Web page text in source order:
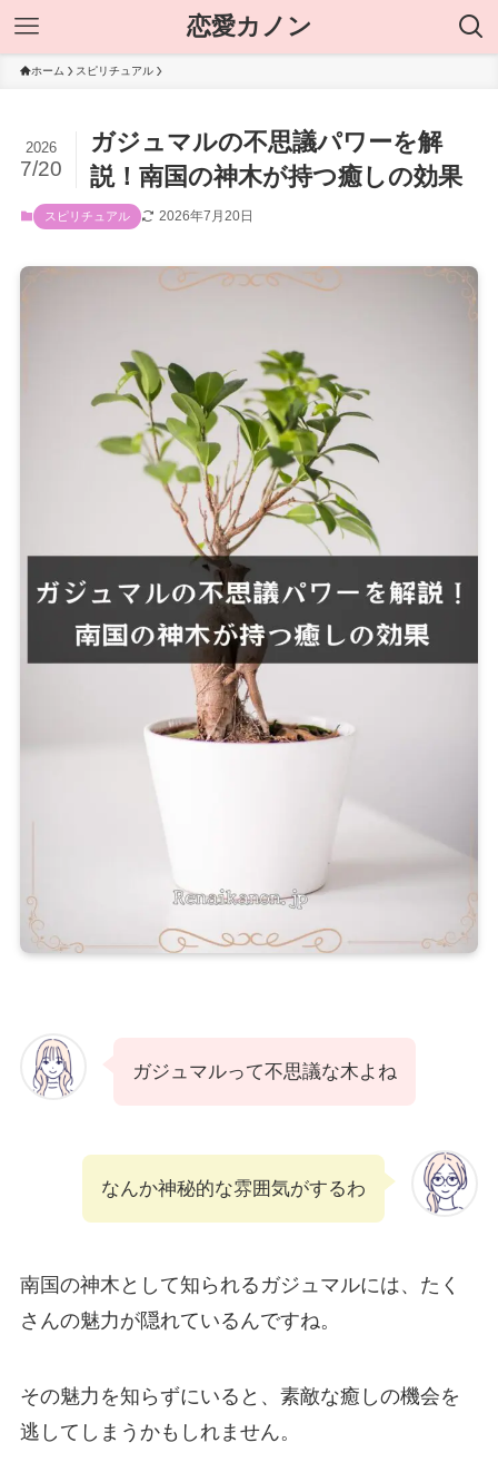
恋愛カノン
ホーム スピリチュアル
ガジュマルの不思議パワーを解
説！南国の神木が持つ癒しの効果
2026
7/20
スピリチュアル 2026年7月20日
ガジュマルって不思議な木よね
なんか神秘的な雰囲気がするわ
南国の神木として知られるガジュマルには、たく
さんの魅力が隠れているんですね。
その魅力を知らずにいると、素敵な癒しの機会を
逃してしまうかもしれません。